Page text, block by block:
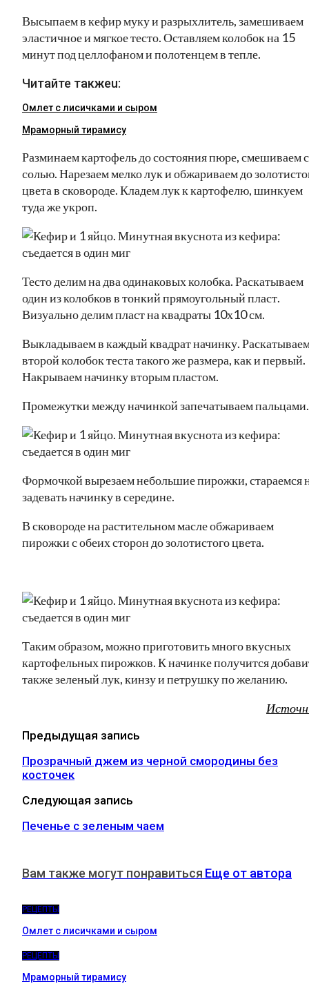
Высыпаем в кефир муку и разрыхлитель, замешиваем
эластичное и мягкое тесто. Оставляем колобок на 15
минут под целлофаном и полотенцем в тепле.
Читайте такжеu:
Омлет с лисичками и сыром
Мраморный тирамису
Разминаем картофель до состояния пюре, смешиваем с
солью. Нарезаем мелко лук и обжариваем до
цвета в сковороде. Кладем лук к картофелю, шинкуем
туда же укроп.
Тесто делим на два одинаковых колобка. Раскатываем
один из колобков в тонкий прямоугольный пласт.
Визуально делим пласт на квадраты 10х10 см.
Выкладываем в каждый квадрат начинку.
второй колобок теста такого же размера, как и первый.
Накрываем начинку вторым пластом.
Промежутки между начинкой запечатываем пальцами.
Формочкой вырезаем небольшие пирожки, стараемся
задевать начинку в середине.
В сковороде на растительном масле обжариваем
пирожки с обеих сторон до золотистого цвета.
Таким образом, можно приготовить много вкусных
картофельных пирожков. К начинке получится
также зеленый лук, кинзу и петрушку по желанию.
Предыдущая запись
Прозрачный джем из черной смородины без
косточек
Следующая запись
Печенье с зеленым чаем
Вам также могут понравиться Еще от автора
РЕЦЕПТЫ
Омлет с лисичками и сыром
РЕЦЕПТЫ
Мраморный тирамису